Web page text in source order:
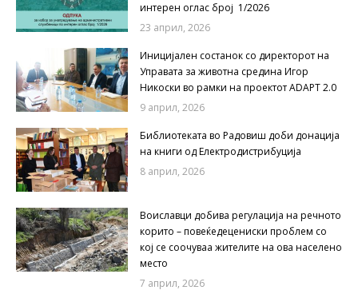
интерен оглас број 1/2026
23 април, 2026
Иницијален состанок со директорот на
Управата за животна средина Игор
Никоски во рамки на проектот ADAPT 2.0
9 април, 2026
Библиотеката во Радовиш доби донација
на книги од Електродистрибуција
8 април, 2026
Воиславци добива регулација на речното
корито – повеќедецениски проблем со
кој се соочуваа жителите на ова населено
место
7 април, 2026